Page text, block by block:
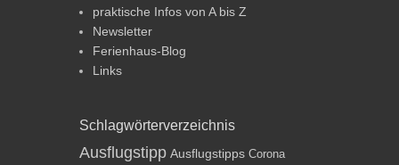
praktische Infos von A bis Z
Newsletter
Ferienhaus-Blog
Links
Schlagwörterverzeichnis
Ausflugstipp Ausflugstipps Corona